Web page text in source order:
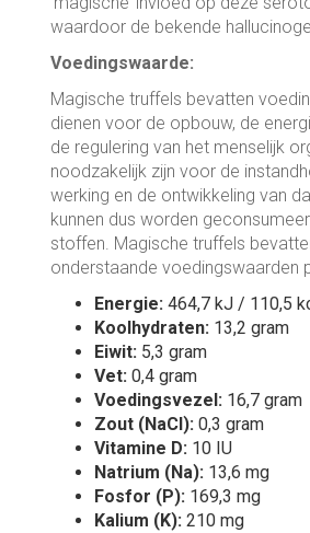
waardoor de bekende
Voedingswaarde:
Magische truffels bevatten
dienen voor de opbouw, de
de regulering van het menselijk
noodzakelijk zijn voor de
werking en de ontwikkeling van
kunnen dus worden
stoffen. Magische truffels
onderstaande voedingswaarden
Energie: 464,7 kJ / 110,5
Koolhydraten: 13,2 gram
Eiwit: 5,3 gram
Vet: 0,4 gram
Voedingsvezel: 16,7 gram
Zout (NaCl): 0,3 gram
Vitamine D: 10 IU
Natrium (Na): 13,6 mg
Fosfor (P): 169,3 mg
Kalium (K): 210 mg